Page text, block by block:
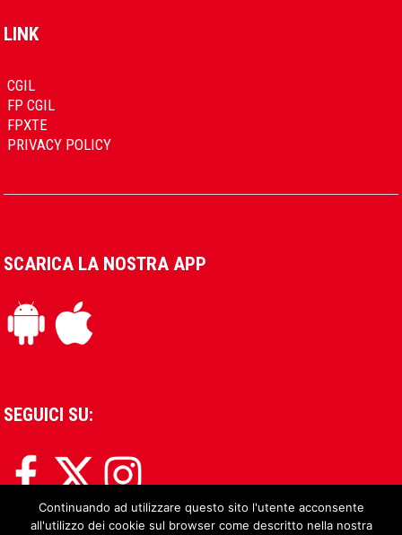
LINK
CGIL
FP CGIL
FPXTE
PRIVACY POLICY
SCARICA LA NOSTRA APP
SEGUICI SU:
Continuando ad utilizzare questo sito l'utente acconsente
all'utilizzo dei cookie sul browser come descritto nella nostra